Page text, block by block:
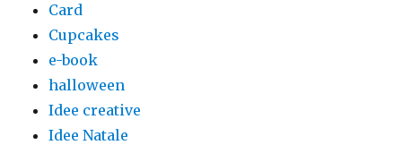
Card
Cupcakes
e-book
halloween
Idee creative
Idee Natale